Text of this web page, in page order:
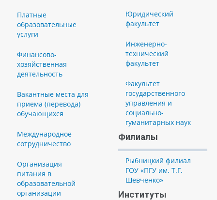
Платные
образовательные
услуги
Финансово-
хозяйственная
деятельность
Вакантные места для
приема (перевода)
обучающихся
Международное
сотрудничество
Организация
питания в
образовательной
организации
Юридический
факультет
Инженерно-
технический
факультет
Факультет
государственного
управления и
социально-
гуманитарных наук
Филиалы
Рыбницкий филиал
ГОУ «ПГУ им. Т.Г.
Шевченко»
Институты